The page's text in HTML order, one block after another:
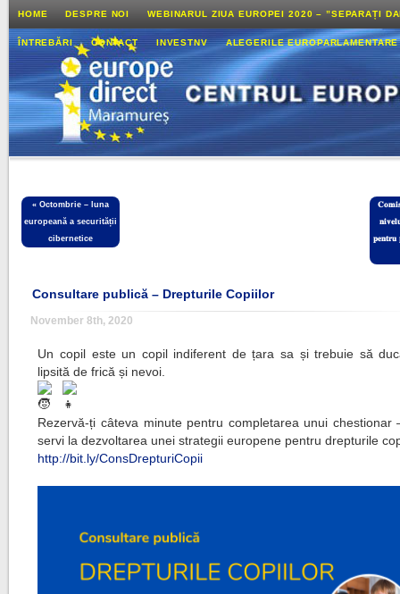
HOME DESPRE NOI WEBINARUL ZIUA EUROPEI 2020 – ”SEPARAȚI
ÎNTREBĂRI CONTACT INVESTNV ALEGERILE
«Octombrie – luna
europeană a securității
cibernetice
𝐩𝐞𝐧𝐭𝐫𝐮
Consultare publică – Drepturile Copiilor
November 8th, 2020
Un copil este un copil indiferent de țara sa și trebuie să
lipsită de frică și nevoi.
Rezervă-ți câteva minute pentru completarea unui chestionar
servi la dezvoltarea unei strategii europene pentru drepturile
http://bit.ly/ConsDrepturiCopii